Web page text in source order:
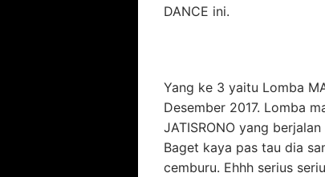
DANCE ini.
Yang ke 3 yaitu Lomba
Desember 2017. Lomba
JATISRONO yang
Baget kaya pas tau dia
cemburu. Ehhh serius